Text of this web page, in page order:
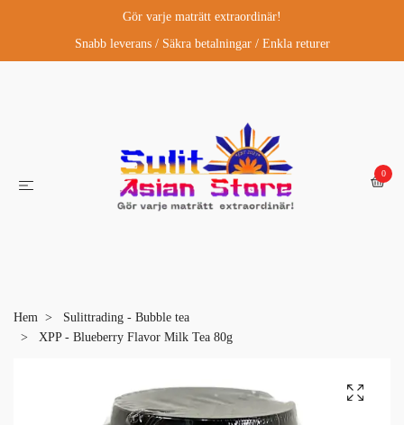
Gör varje maträtt extraordinär!
Snabb leverans / Säkra betalningar / Enkla returer
0
Hem
Sulittrading - Bubble tea
XPP - Blueberry Flavor Milk Tea 80g